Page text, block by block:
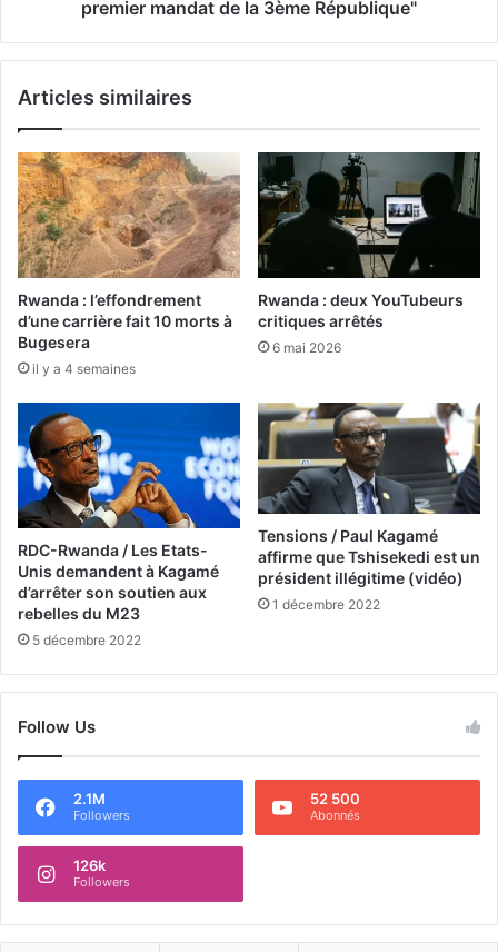
premier mandat de la 3ème République"
Articles similaires
Rwanda : l’effondrement
d’une carrière fait 10 morts à
Bugesera
il y a 4 semaines
Rwanda : deux YouTubeurs
critiques arrêtés
6 mai 2026
RDC-Rwanda / Les Etats-
Unis demandent à Kagamé
d’arrêter son soutien aux
rebelles du M23
5 décembre 2022
Tensions / Paul Kagamé
affirme que Tshisekedi est un
président illégitime (vidéo)
1 décembre 2022
Follow Us
2.1M
Followers
52 500
Abonnés
126k
Followers